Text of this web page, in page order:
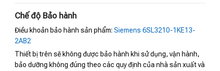
Chế độ Bảo hành
Điều khoản bảo hành sản phẩm: Siemens 6SL3210-1KE13-
2AB2
Thiết bị trên sẽ không được bảo hành khi sử dụng, vận hành,
bảo dưỡng không đúng theo các quy định của nhà sản xuất và